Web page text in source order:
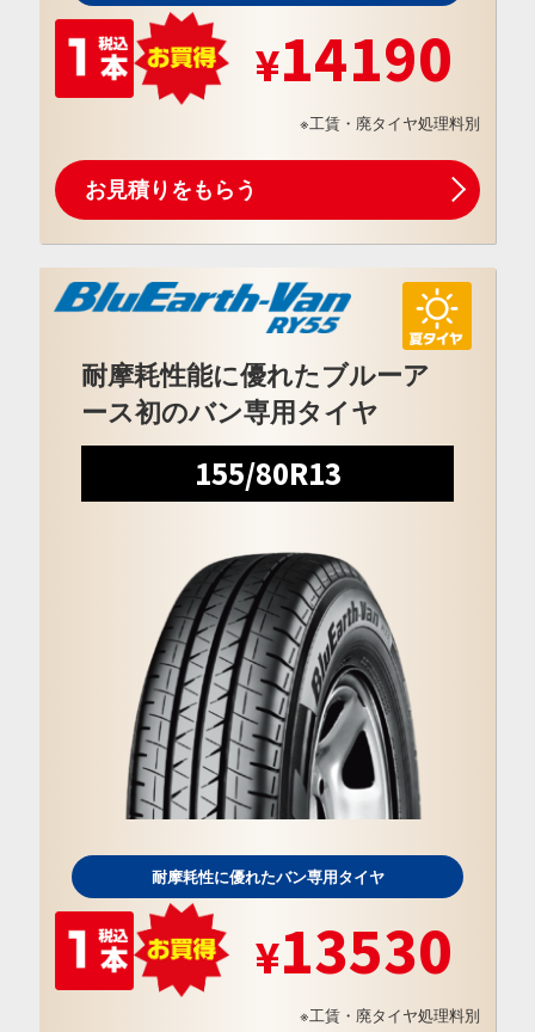
14190
※工賃・廃タイヤ処理料別
お見積りをもらう
耐摩耗性能に優れたブルーア
ース初のバン専用タイヤ
155/80R13
耐摩耗性に優れたバン専用タイヤ
13530
※工賃・廃タイヤ処理料別